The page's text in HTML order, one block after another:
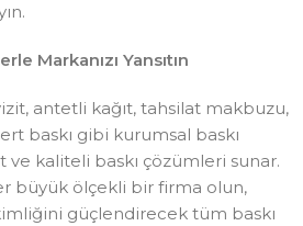
Markanızı Yansıtın
antetli kağıt, tahsilat makbuzu,
baskı gibi kurumsal baskı
kaliteli baskı çözümleri sunar.
büyük ölçekli bir firma olun,
güçlendirecek tüm baskı